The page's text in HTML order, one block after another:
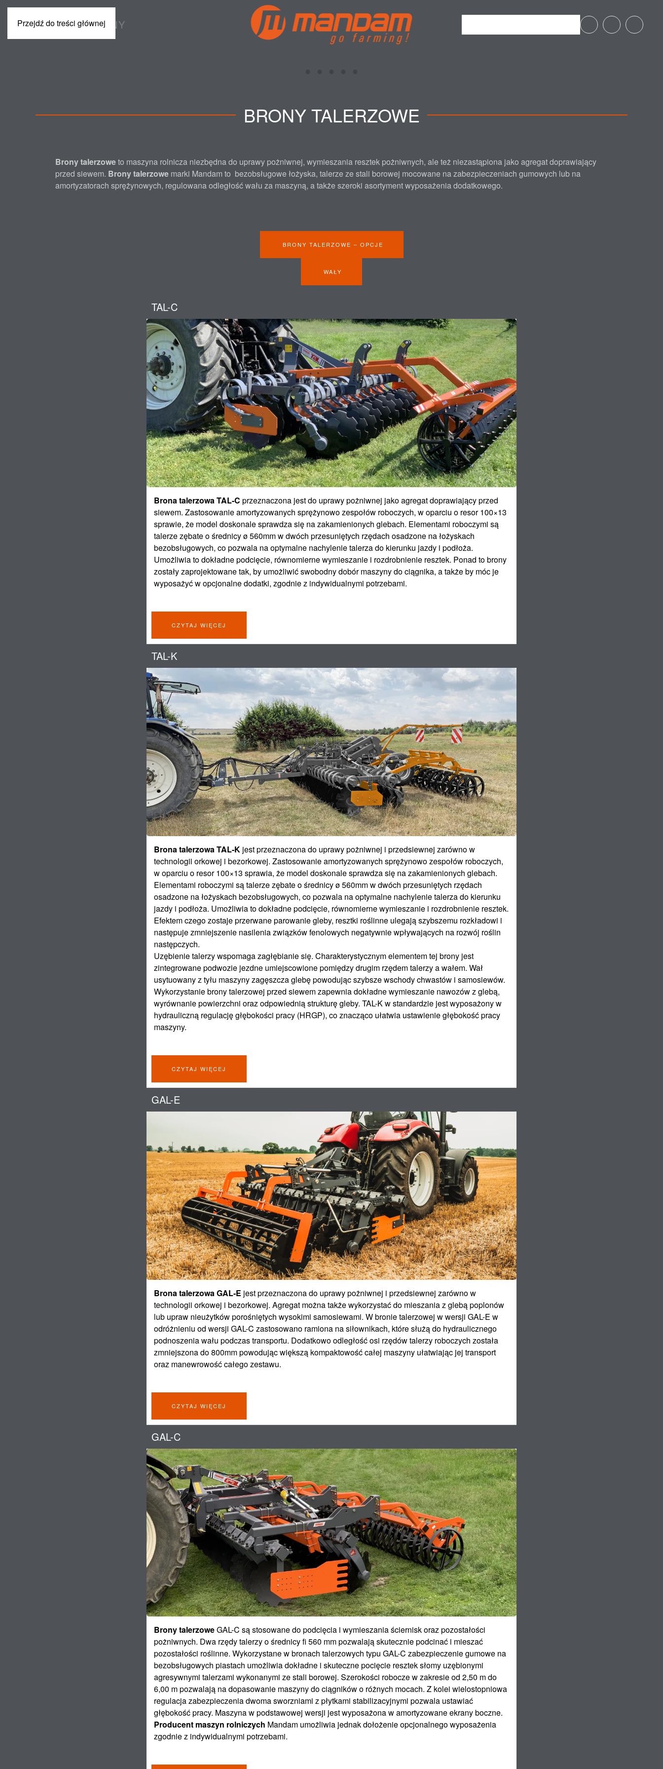
Przejdź do treści głównej
POLSKIMASZYNY
BRONY TALERZOWE
Brony talerzoweto maszyna rolnicza niezbędna do uprawy pożniwnej, wymieszania resztek pożniwnych, ale też niezastąpiona jako agregat doprawiający
przed siewem. Brony talerzowe marki Mandam to bezobsługowe łożyska, talerze ze stali borowej mocowane na zabezpieczeniach gumowych lub na
amortyzatorach sprężynowych, regulowana odległość wału za maszyną, a także szeroki asortyment wyposażenia dodatkowego.
BRONY TALERZOWE – OPCJE
WAŁY
TAL-C
Brona talerzowa TAL-C przeznaczona jest do uprawy pożniwnej jako agregat doprawiający przed
siewem. Zastosowanie amortyzowanych sprężynowo zespołów roboczych, w oparciu o resor 100×13
sprawie, że model doskonale sprawdza się na zakamienionych glebach. Elementami roboczymi są
talerze zębate o średnicy ø 560mm w dwóch przesuniętych rzędach osadzone na łożyskach
bezobsługowych, co pozwala na optymalne nachylenie talerza do kierunku jazdy i podłoża.
Umożliwia to dokładne podcięcie, równomierne wymieszanie i rozdrobnienie resztek. Ponad to brony
zostały zaprojektowane tak, by umożliwić swobodny dobór maszyny do ciągnika, a także by móc je
wyposażyć w opcjonalne dodatki, zgodnie z indywidualnymi potrzebami.
CZYTAJ WIĘCEJ
TAL-K
Brona talerzowa TAL-K jest przeznaczona do uprawy pożniwnej i przedsiewnej zarówno w
technologii orkowej i bezorkowej. Zastosowanie amortyzowanych sprężynowo zespołów roboczych,
w oparciu o resor 100×13 sprawia, że model doskonale sprawdza się na zakamienionych glebach.
Elementami roboczymi są talerze zębate o średnicy ø 560mm w dwóch przesuniętych rzędach
osadzone na łożyskach bezobsługowych, co pozwala na optymalne nachylenie talerza do kierunku
jazdy i podłoża. Umożliwia to dokładne podcięcie, równomierne wymieszanie i rozdrobnienie resztek.
Efektem czego zostaje przerwane parowanie gleby, resztki roślinne ulegają szybszemu rozkładowi i
następuje zmniejszenie nasilenia związków fenolowych negatywnie wpływających na rozwój roślin
następczych.
Uzębienie talerzy wspomaga zagłębianie się. Charakterystycznym elementem tej brony jest
zintegrowane podwozie jezdne umiejscowione pomiędzy drugim rzędem talerzy a wałem. Wał
usytuowany z tyłu maszyny zagęszcza glebę powodując szybsze wschody chwastów i samosiewów.
Wykorzystanie brony talerzowej przed siewem zapewnia dokładne wymieszanie nawozów z glebą,
wyrównanie powierzchni oraz odpowiednią strukturę gleby. TAL-K w standardzie jest wyposażony w
hydrauliczną regulację głębokości pracy (HRGP), co znacząco ułatwia ustawienie głębokość pracy
maszyny.
CZYTAJ WIĘCEJ
GAL-E
Brona talerzowa GAL-E jest przeznaczona do uprawy pożniwnej i przedsiewnej zarówno w
technologii orkowej i bezorkowej. Agregat można także wykorzystać do mieszania z glebą poplonów
lub upraw nieużytków porośniętych wysokimi samosiewami. W bronie talerzowej w wersji GAL-E w
odróżnieniu od wersji GAL-C zastosowano ramiona na siłownikach, które służą do hydraulicznego
podnoszenia wału podczas transportu. Dodatkowo odległość osi rzędów talerzy roboczych została
zmniejszona do 800mm powodując większą kompaktowość całej maszyny ułatwiając jej transport
oraz manewrowość całego zestawu.
CZYTAJ WIĘCEJ
GAL-C
Brony talerzoweGAL-C są stosowane do podcięcia i wymieszania ściernisk oraz pozostałości
pożniwnych. Dwa rzędy talerzy o średnicy fi 560 mm pozwalają skutecznie podcinać i mieszać
pozostałości roślinne. Wykorzystane w bronach talerzowych typu GAL-C zabezpieczenie gumowe na
bezobsługowych piastach umożliwia dokładne i skuteczne pocięcie resztek słomy uzębionymi
agresywnymi talerzami wykonanymi ze stali borowej. Szerokości robocze w zakresie od 2,50 m do
6,00 m pozwalają na dopasowanie maszyny do ciągników o różnych mocach. Z kolei wielostopniowa
regulacja zabezpieczenia dwoma sworzniami z płytkami stabilizacyjnymi pozwala ustawiać
głębokość pracy. Maszyna w podstawowej wersji jest wyposażona w amortyzowane ekrany boczne.
Producent maszyn rolniczych Mandam umożliwia jednak dołożenie opcjonalnego wyposażenia
zgodnie z indywidualnymi potrzebami.